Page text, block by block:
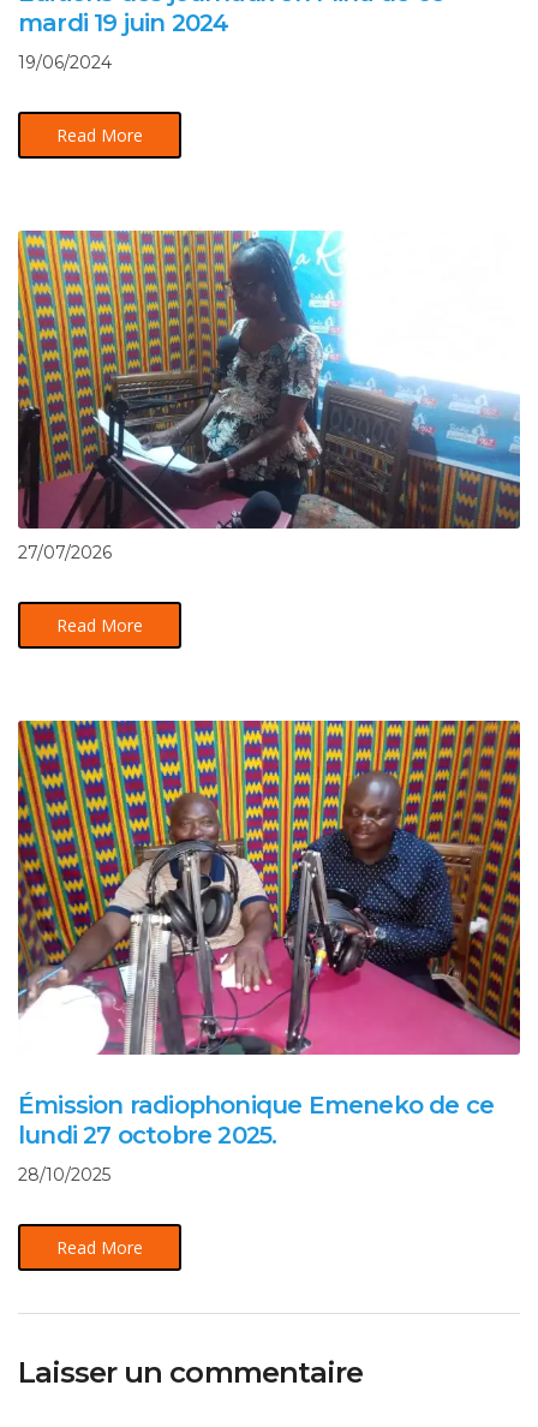
mardi 19 juin 2024
19/06/2024
Read More
27/07/2026
Read More
Émission radiophonique Emeneko de ce
lundi 27 octobre 2025.
28/10/2025
Read More
Laisser un commentaire